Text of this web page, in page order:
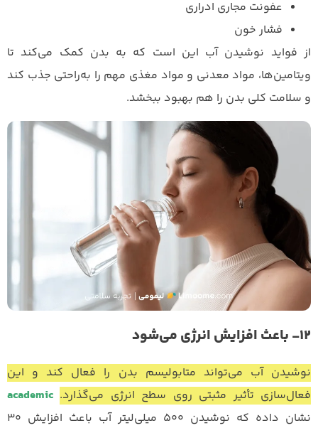
عفونت مجاری ادراری
فشار خون
از فواید نوشیدن آب این است که به بدن کمک می‌کند تا
ویتامین‌ها، مواد معدنی و مواد مغذی مهم را به‌راحتی جذب کند
و سلامت کلی بدن را هم بهبود ببخشد.
۱۲- باعث افزایش انرژی می‌شود
نوشیدن آب می‌تواند متابولیسم بدن را فعال کند و این
فعال‌سازی تأثیر مثبتی روی سطح انرژی می‌گذارد. academic
نشان داده که نوشیدن ۵۰۰ میلی‌لیتر آب باعث افزایش ۳۰